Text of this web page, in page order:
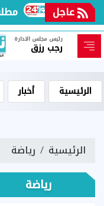
عاجل مطلب
رئيس مجلس الادارة
رجب رزق
الرئيسية أخبار
الرئيسية رياضة
رياضة